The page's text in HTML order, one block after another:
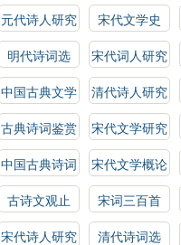
南
元代诗人研究
宋代文学史
明代诗词选 宋代词人研究
中国古典文学
作品选
清代诗人研究
古典诗词鉴赏
指南
宋代文学研究
中国古典诗词
选读
宋代文学概论
古诗文观止
宋词三百首
宋代诗人研究
清代诗词选